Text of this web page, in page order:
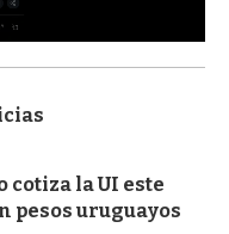
cotiza la UI este
pesos uruguayos